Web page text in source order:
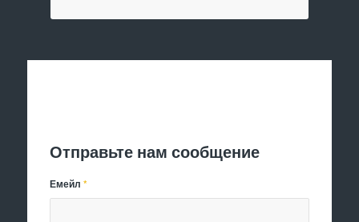
Отправьте нам сообщение
Емейл*